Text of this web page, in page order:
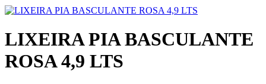
LIXEIRA PIA BASCULANTE
ROSA 4,9 LTS